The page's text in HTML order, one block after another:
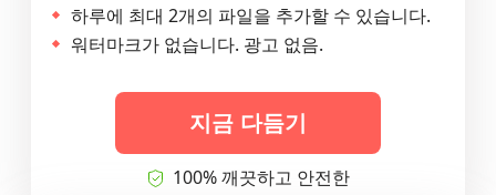
하루에 최대 2개의 파일을 추가할 수 있습니다.
워터마크가 없습니다. 광고 없음.
지금 다듬기
100% 깨끗하고 안전한